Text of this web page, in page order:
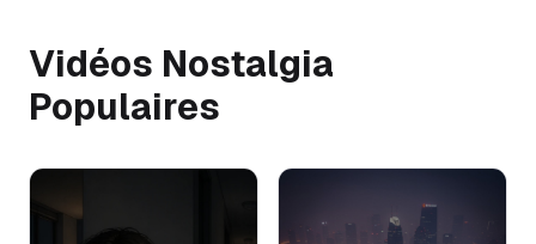
Vidéos Nostalgia
Populaires